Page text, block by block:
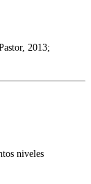
2013;
niveles